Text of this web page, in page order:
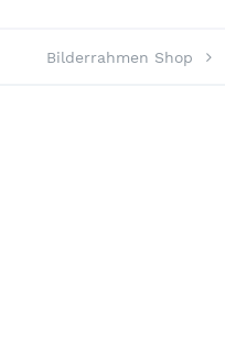
Bilderrahmen Shop